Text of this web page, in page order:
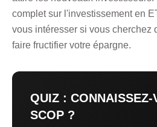
complet sur l'investissement en
vous intéresser si vous cherchez
faire fructifier votre épargne.
QUIZ : CONNAISSEZ-
SCOP ?